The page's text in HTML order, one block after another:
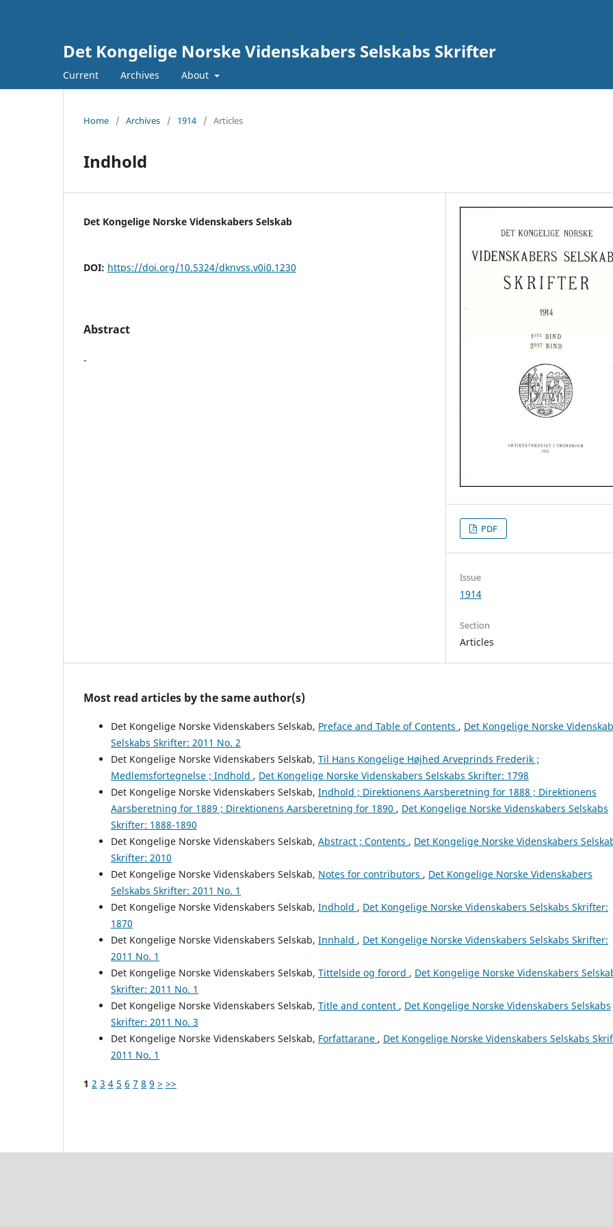
Det Kongelige Norske Videnskabers Selskabs Skrifter
Current Archives About
Home / Archives / 1914 / Articles
Indhold
Det Kongelige Norske Videnskabers Selskab
DOI: https://doi.org/10.5324/dknvss.v0i0.1230
Abstract
-
PDF
Issue
1914
Section
Articles
Most read articles by the same author(s)
Det Kongelige Norske Videnskabers Selskab, Preface and Table of Contents , Det Kongelige Norske
Selskabs Skrifter: 2011 No. 2
Det Kongelige Norske Videnskabers Selskab, Til Hans Kongelige Højhed Arveprinds Frederik ;
Medlemsfortegnelse ; Indhold , Det Kongelige Norske Videnskabers Selskabs Skrifter: 1798
Det Kongelige Norske Videnskabers Selskab, Indhold ; Direktionens Aarsberetning for 1888 ; Direktionens
Aarsberetning for 1889 ; Direktionens Aarsberetning for 1890 , Det Kongelige Norske Videnskabers Selskabs
Skrifter: 1888-1890
Det Kongelige Norske Videnskabers Selskab, Abstract ; Contents , Det Kongelige Norske Videnskabers
Skrifter: 2010
Det Kongelige Norske Videnskabers Selskab, Notes for contributors , Det Kongelige Norske Videnskabers
Selskabs Skrifter: 2011 No. 1
Det Kongelige Norske Videnskabers Selskab, Indhold , Det Kongelige Norske Videnskabers Selskabs Skrifter:
1870
Det Kongelige Norske Videnskabers Selskab, Innhald , Det Kongelige Norske Videnskabers Selskabs Skrifter:
2011 No. 1
Det Kongelige Norske Videnskabers Selskab, Tittelside og forord , Det Kongelige Norske Videnskabers
Skrifter: 2011 No. 1
Det Kongelige Norske Videnskabers Selskab, Title and content , Det Kongelige Norske Videnskabers Selskabs
Skrifter: 2011 No. 3
Det Kongelige Norske Videnskabers Selskab, Forfattarane , Det Kongelige Norske Videnskabers Selskabs
2011 No. 1
1 2 3 4 5 6 7 8 9 > >>